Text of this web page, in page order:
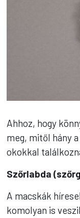
Ahhoz, hogy
meg, mitől hány
okokkal
Szőrlabda
A macskák
komolyan is